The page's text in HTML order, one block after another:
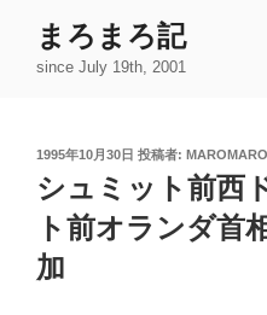
まろまろ記
since July 19th, 2001
投
稿
日:
1995年10月30日 投稿者: MAROMARO
シュミット前西
ト前オランダ首
加